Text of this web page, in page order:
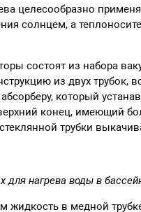
целесообразно
солнцем, а
состоят из набора
из двух трубок,
который
конец, имеющий
трубки
для нагрева воды в
жидкость в медной